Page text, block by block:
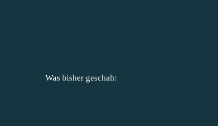
Was bisher geschah: